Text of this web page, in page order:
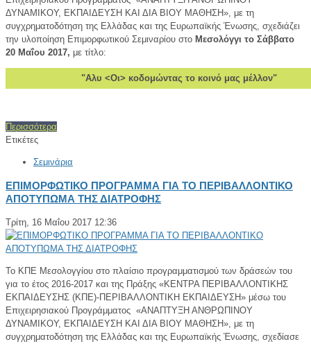
ΔΥΝΑΜΙΚΟΥ, ΕΚΠΑΙΔΕΥΣΗ ΚΑΙ ΔΙΑ ΒΙΟΥ ΜΑΘΗΣΗ», με τη
συγχρηματοδότηση της Ελλάδας και της Ευρωπαϊκής Ένωσης, σχεδιάζει
την υλοποίηση Επιμορφωτικού Σεμιναρίου στο Μεσολόγγι το Σάββατο
20 Μαΐου 2017, με τίτλο:
"Αλυ <Οι> κοδομώντας το κοινό μας μέλλον"
Περισσότερα
Ετικέτες
Σεμινάρια
ΕΠΙΜΟΡΦΩΤΙΚΟ ΠΡΟΓΡΑΜΜΑ ΓΙΑ ΤΟ ΠΕΡΙΒΑΛΛΟΝΤΙΚΟ
ΑΠΟΤΥΠΩΜΑ ΤΗΣ ΔΙΑΤΡΟΦΗΣ
Τρίτη, 16 Μαΐου 2017 12:36
Το ΚΠΕ Μεσολογγίου στο πλαίσιο προγραμματισμού των δράσεών του
για το έτος 2016-2017 και της Πράξης «ΚΕΝΤΡΑ ΠΕΡΙΒΑΛΛΟΝΤΙΚΗΣ
ΕΚΠΑΙΔΕΥΣΗΣ (ΚΠΕ)-ΠΕΡΙΒΑΛΛΟΝΤΙΚΗ ΕΚΠΑΙΔΕΥΣΗ» μέσω του
Επιχειρησιακού Προγράμματος «ΑΝΑΠΤΥΞΗ ΑΝΘΡΩΠΙΝΟΥ
ΔΥΝΑΜΙΚΟΥ, ΕΚΠΑΙΔΕΥΣΗ ΚΑΙ ΔΙΑ ΒΙΟΥ ΜΑΘΗΣΗ», με τη
συγχρηματοδότηση της Ελλάδας και της Ευρωπαϊκής Ένωσης, σχεδίασε